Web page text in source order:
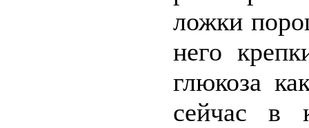
ложки
него
глюкоза
сейчас в